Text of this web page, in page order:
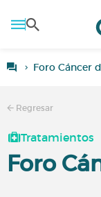
Foro Cáncer
Regresar
Tratamientos
Foro